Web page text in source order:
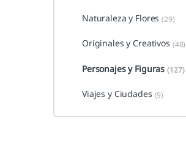
Naturaleza y Flores (29)
Originales y Creativos (48)
Personajes y Figuras (127)
Viajes y Ciudades (9)